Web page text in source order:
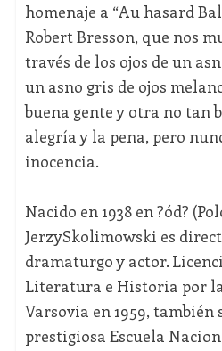
homenaje a “Au hasard
Robert Bresson, que nos
través de los ojos de un
un asno gris de ojos
buena gente y otra no tan
alegría y la pena, pero
inocencia.
Nacido en 1938 en ?ód?
JerzySkolimowski es
dramaturgo y actor.
Literatura e Historia por
Varsovia en 1959, también
prestigiosa Escuela